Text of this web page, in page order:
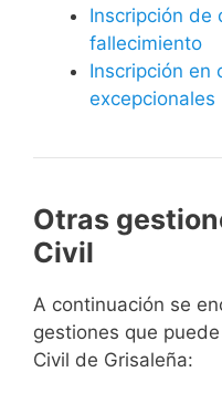
Inscripción de
fallecimiento
Inscripción en
excepcionales
Otras
Civil
A continuación se
gestiones que
Civil de Grisaleña: